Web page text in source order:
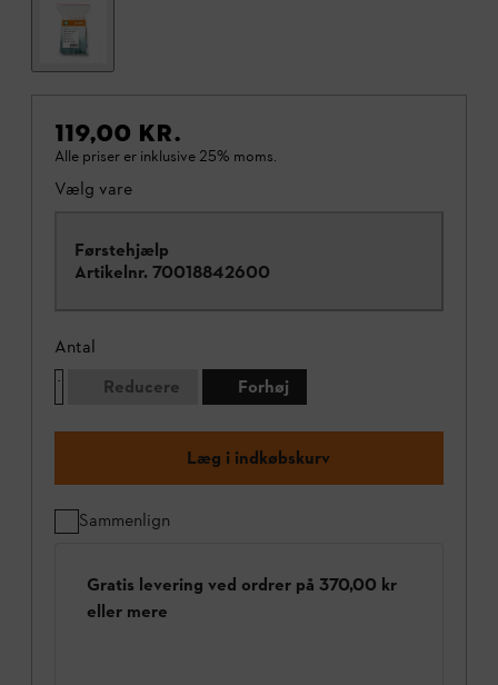
119,00 KR.
Alle priser er inklusive 25% moms.
Vælg vare
Førstehjælp
Artikelnr. 70018842600
Antal
Reducere
Forhøj
Læg i indkøbskurv
Sammenlign
Gratis levering ved ordrer på 370,00 kr
eller mere